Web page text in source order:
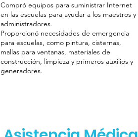
Compró equipos para suministrar Internet
en las escuelas para ayudar a los maestros y
administradores.
Proporcionó necesidades de emergencia
para escuelas, como pintura, cisternas,
mallas para ventanas, materiales de
construcción, limpieza y primeros auxilios y
generadores.